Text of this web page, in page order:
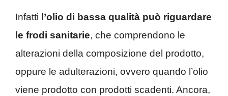
Infatti l’olio di bassa qualità può riguardare
le frodi sanitarie, che comprendono le
alterazioni della composizione del prodotto,
oppure le adulterazioni, ovvero quando l’olio
viene prodotto con prodotti scadenti. Ancora,